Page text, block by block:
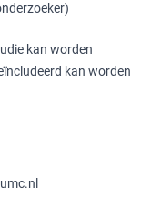
kan worden
kan worden